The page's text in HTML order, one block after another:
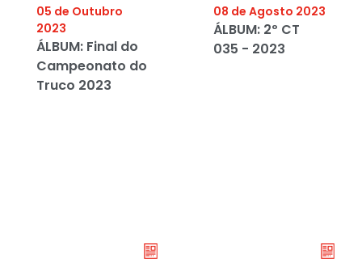
05 de Outubro
2023
ÁLBUM: Final do
Campeonato do
Truco 2023
08 de Agosto 2023
ÁLBUM: 2º CT
035 - 2023